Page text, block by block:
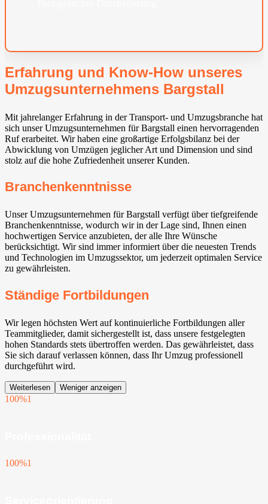
Erfahrung und Know-How unseres
Umzugsunternehmens Bargstall
Mit jahrelanger Erfahrung in der Transport- und Umzugsbranche hat
sich unser Umzugsunternehmen für Bargstall einen hervorragenden
Ruf erarbeitet. Wir haben eine großartige Erfolgsbilanz bei der
Abwicklung von Umzügen jeglicher Art und Dimension und sind
stolz auf die hohe Zufriedenheit unserer Kunden.
Branchenkenntnisse
Unser Umzugsunternehmen für Bargstall verfügt über tiefgreifende
Branchenkenntnisse, wodurch wir in der Lage sind, Ihnen einen
hochwertigen Service anzubieten, der alle Ihre Wünsche
berücksichtigt. Wir sind immer informiert über die neuesten Trends
und Technologien im Umzugssektor, um jederzeit optimalen Service
zu gewährleisten.
Ständige Fortbildungen
Wir legen höchsten Wert auf kontinuierliche Fortbildungen aller
Teammitglieder, damit sichergestellt ist, dass unsere festgelegten
hohen Standards stets übertroffen werden. Das gewährleistet, dass
Sie sich darauf verlassen können, dass Ihr Umzug professionell
durchgeführt wird.
Weiterlesen Weniger anzeigen
100%1
100%1